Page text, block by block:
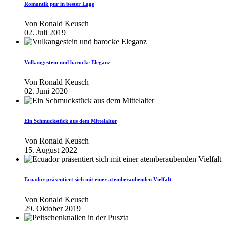
Romantik pur in bester Lage
Von Ronald Keusch
02. Juli 2019
Vulkangestein und barocke Eleganz
Von Ronald Keusch
02. Juni 2020
Ein Schmuckstück aus dem Mittelalter
Von Ronald Keusch
15. August 2022
Ecuador präsentiert sich mit einer atemberaubenden Vielfalt
Von Ronald Keusch
29. Oktober 2019